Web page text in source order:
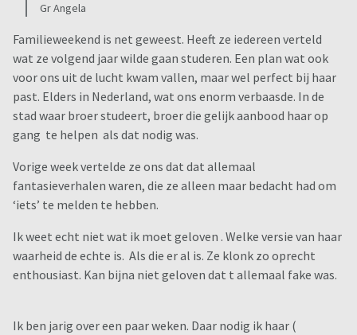
Gr Angela
Familieweekend is net geweest. Heeft ze iedereen verteld
wat ze volgend jaar wilde gaan studeren. Een plan wat ook
voor ons uit de lucht kwam vallen, maar wel perfect bij haar
past. Elders in Nederland, wat ons enorm verbaasde. In de
stad waar broer studeert, broer die gelijk aanbood haar op
gang te helpen als dat nodig was.
Vorige week vertelde ze ons dat dat allemaal
fantasieverhalen waren, die ze alleen maar bedacht had om
‘iets’ te melden te hebben.
Ik weet echt niet wat ik moet geloven . Welke versie van haar
waarheid de echte is. Als die er al is. Ze klonk zo oprecht
enthousiast. Kan bijna niet geloven dat t allemaal fake was.
Ik ben jarig over een paar weken. Daar nodig ik haar (